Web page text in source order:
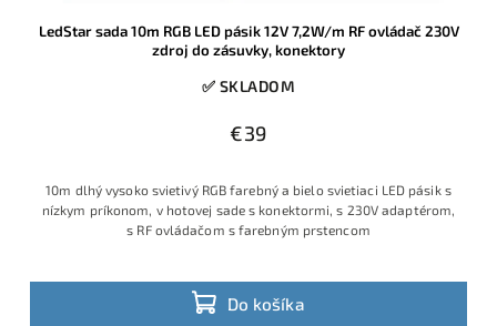
LedStar sada 10m RGB LED pásik 12V 7,2W/m RF ovládač 230V
zdroj do zásuvky, konektory
✅ SKLADOM
€39
Do košíka
10m dlhý vysoko svietivý RGB farebný a bielo svietiaci LED pásik s
nízkym príkonom, v hotovej sade s konektormi, s 230V adaptérom,
s RF ovládačom s farebným prstencom